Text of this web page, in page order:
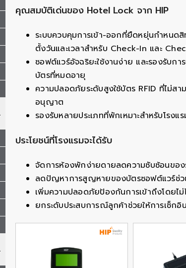
คุณสมบัติเด่นของ Hotel Lock จาก HIP
ระบบควบคุมการเข้า-ออกที่ยืดหยุ่นกำหนด
ตั้งวันและเวลาสำหรับ Check-In และ
ซอฟต์แวร์อัจฉริยะใช้งานง่าย และรองรับ
บัตรที่หมดอายุ
ความปลอดภัยระดับสูงใช้บัตร RFID ที่ไม่ส
อนุญาต
รองรับหลายประเภทที่พักเหมาะสำหรับโรง
ประโยชน์ที่โรงแรมจะได้รับ
จัดการห้องพักง่ายดายลดความซับซ้อนขอ
ลดปัญหาการสูญหายของบัตรซอฟต์แวร์ช่ว
เพิ่มความปลอดภัยป้องกันการเข้าถึงโดยไ
ยกระดับประสบการณ์ลูกค้าช่วยให้การเช็กอิ